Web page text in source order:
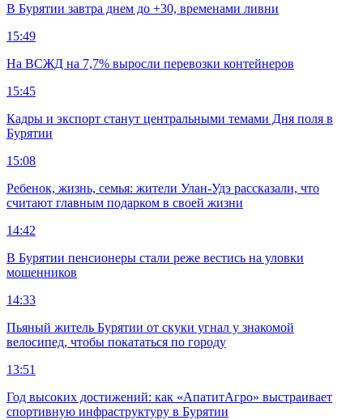
В Бурятии завтра днем до +30, временами ливни
15:49
На ВСЖД на 7,7% выросли перевозки контейнеров
15:45
Кадры и экспорт станут центральными темами Дня поля в
Бурятии
15:08
Ребенок, жизнь, семья: жители Улан-Удэ рассказали, что
считают главным подарком в своей жизни
14:42
В Бурятии пенсионеры стали реже вестись на уловки
мошенников
14:33
Пьяный житель Бурятии от скуки угнал у знакомой
велосипед, чтобы покататься по городу
13:51
Год высоких достижений: как «АпатитАгро» выстраивает
спортивную инфраструктуру в Бурятии